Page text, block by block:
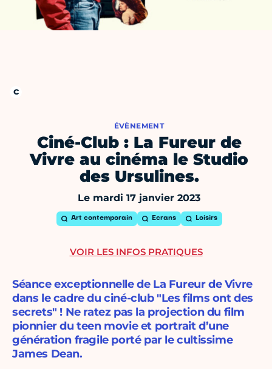
ÉVÈNEMENT
Ciné-Club : La Fureur de
Vivre au cinéma le Studio
des Ursulines.
Le mardi 17 janvier 2023
Art contemporain Ecrans Loisirs
Séance exceptionnelle de La Fureur de Vivre
dans le cadre du ciné-club "Les films ont des
secrets" ! Ne ratez pas la projection du film
pionnier du teen movie et portrait d’une
génération fragile porté par le cultissime
James Dean.
VOIR LES INFOS PRATIQUES